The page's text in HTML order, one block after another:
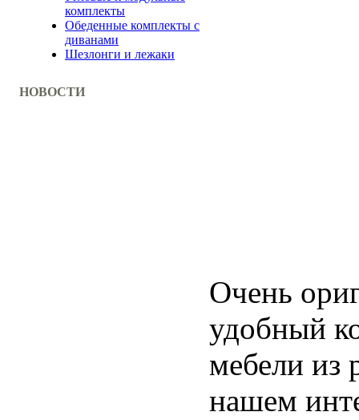
комплекты
Обеденные комплекты с
диванами
Шезлонги и лежаки
НОВОСТИ
Очень
удобный
мебели из
нашем